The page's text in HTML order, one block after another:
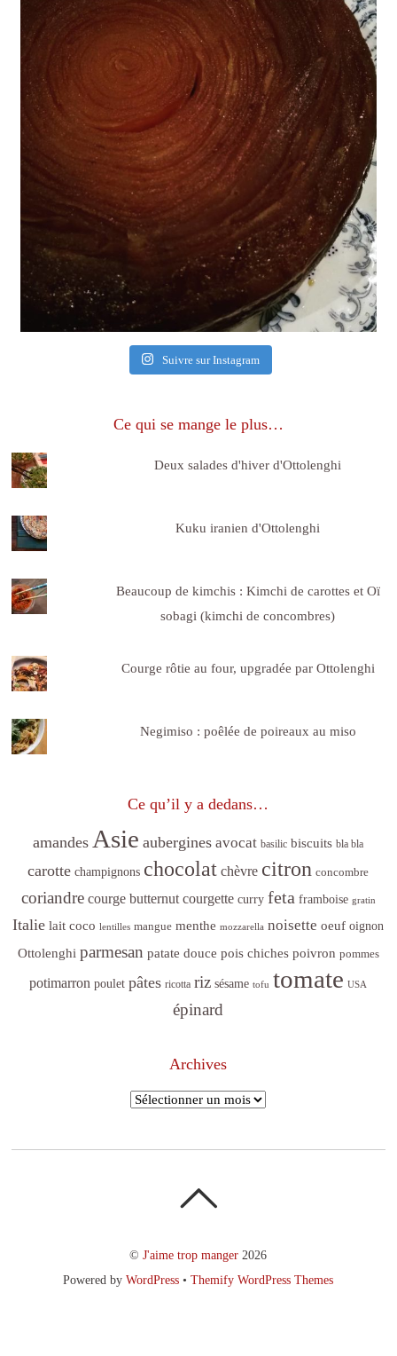
Suivre sur Instagram
Ce qui se mange le plus…
Deux salades d'hiver d'Ottolenghi
Kuku iranien d'Ottolenghi
Beaucoup de kimchis : Kimchi de carottes et Oï
sobagi (kimchi de concombres)
Courge rôtie au four, upgradée par Ottolenghi
Negimiso : poêlée de poireaux au miso
Ce qu’il y a dedans…
amandes Asie aubergines avocat basilic biscuits bla bla
carotte champignons chocolat chèvre citron concombre
coriandre courge butternut courgette curry feta framboise gratin
Italie lait coco lentilles mangue menthe mozzarella noisette oeuf oignon
Ottolenghi parmesan patate douce pois chiches poivron pommes
potimarron poulet pâtes ricotta riz sésame tofu tomate USA
épinard
Archives
Archives
©J'aime trop manger 2026
Powered byWordPress •Themify WordPress Themes